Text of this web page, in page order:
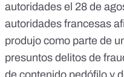
autoridades el 28 de
autoridades francesas
produjo como parte de
presuntos delitos de